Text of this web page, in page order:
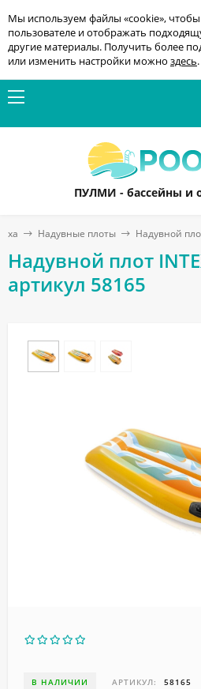
Мы используем файлы «cookie»,
пользователе и отображать
другие материалы. Получить более
или изменить настройки можно здесь.
ПУЛМИ - бассейны и
Надувные плоты Надувной
Надувной плот
артикул 58165
В НАЛИЧИИ АРТИКУЛ: 58165